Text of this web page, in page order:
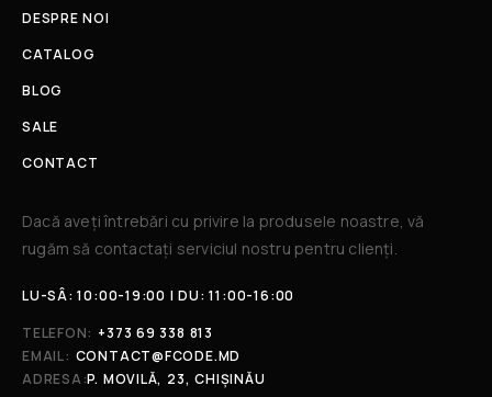
DESPRE NOI
CATALOG
BLOG
SALE
CONTACT
Dacă aveți întrebări cu privire la produsele noastre, vă
rugăm să contactați serviciul nostru pentru clienți.​
LU-SÂ: 10:00-19:00 | DU: 11:00-16:00
TELEFON: +373 69 338 813
EMAIL: CONTACT@FCODE.MD
ADRESA:P. MOVILĂ, 23, CHIȘINĂU